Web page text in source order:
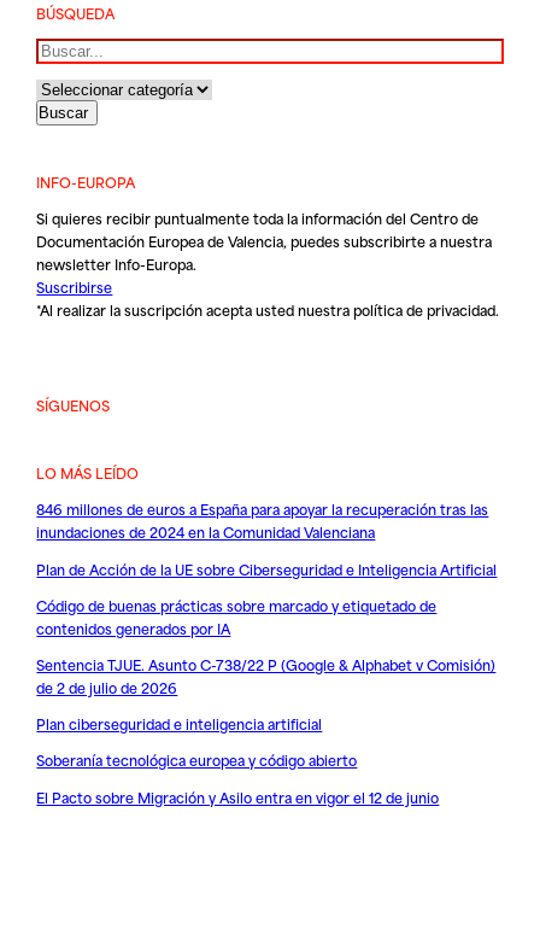
BÚSQUEDA
Buscar
INFO-EUROPA
Si quieres recibir puntualmente toda la información del Centro de
Documentación Europea de Valencia, puedes subscribirte a nuestra
newsletter Info-Europa.
Suscribirse
*Al realizar la suscripción acepta usted nuestrapolítica de privacidad.
SÍGUENOS
LO MÁS LEÍDO
846 millones de euros a España para apoyar la recuperación tras las
inundaciones de 2024 en la Comunidad Valenciana
Plan de Acción de la UE sobre Ciberseguridad e Inteligencia Artificial
Código de buenas prácticas sobre marcado y etiquetado de
contenidos generados por IA
Sentencia TJUE. Asunto C-738/22 P (Google & Alphabet v Comisión)
de 2 de julio de 2026
Plan ciberseguridad e inteligencia artificial
Soberanía tecnológica europea y código abierto
El Pacto sobre Migración y Asilo entra en vigor el 12 de junio